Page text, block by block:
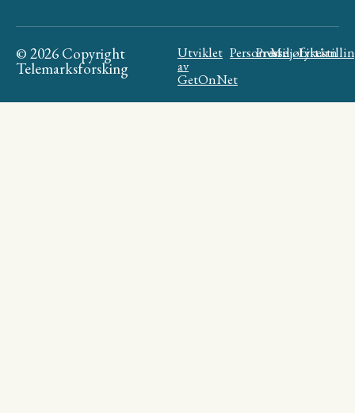
© 2026 Copyright
Telemarksforsking
Utviklet
av
GetOnNet
Personvern
Presse
Miljøfyrtårn